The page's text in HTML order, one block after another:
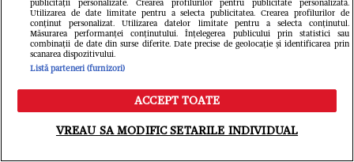
ROMÂNIA TV
ROMÂNIA
Cum
Meniu Caută
publicității personalizate. Crearea profilurilor pentru publicitate personalizată.
Utilizarea de date limitate pentru a selecta publicitatea. Crearea profilurilor de
conținut personalizat. Utilizarea datelor limitate pentru a selecta conținutul.
Măsurarea performanței conținutului. Înțelegerea publicului prin statistici sau
combinații de date din surse diferite. Date precise de geolocație și identificarea prin
scanarea dispozitivului.
Listă parteneri (furnizori)
ACCEPT TOATE
VREAU SA MODIFIC SETARILE INDIVIDUAL